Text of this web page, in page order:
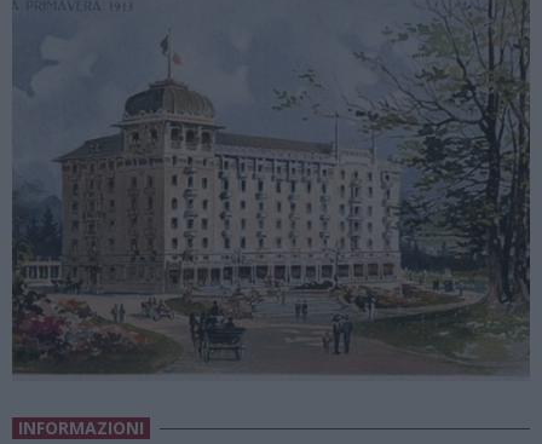
INFORMAZIONI